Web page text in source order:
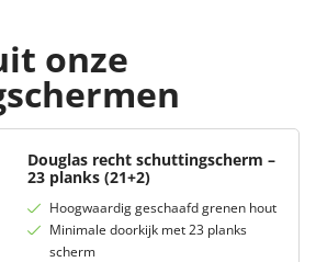
onze
Douglas recht schuttingscherm –
23 planks (21+2)
Hoogwaardig geschaafd grenen hout
Minimale doorkijk met 23 planks
scherm